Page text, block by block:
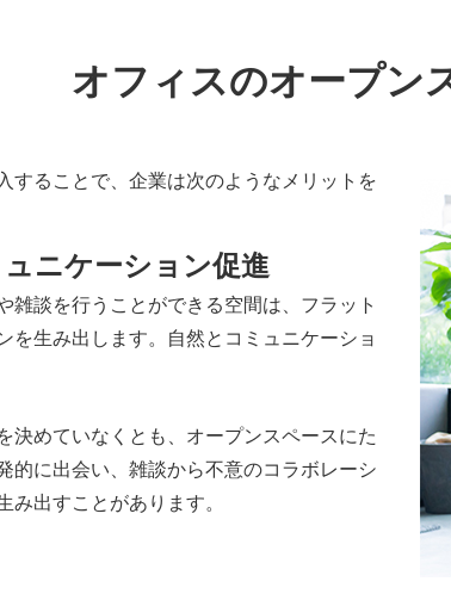
オフィスのオープン
することで、企業は次のようなメリットを
ニケーション促進
雑談を行うことができる空間は、フラット
を生み出します。自然とコミュニケーショ
決めていなくとも、オープンスペースにた
的に出会い、雑談から不意のコラボレーシ
み出すことがあります。